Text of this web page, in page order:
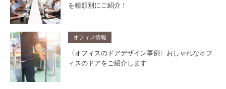
を種類別にご紹介！
オフィス情報
〈オフィスのドアデザイン事例〉おしゃれなオフ
ィスのドアをご紹介します